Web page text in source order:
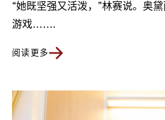
“她既坚强又活泼，”林赛说。奥
游戏…….
阅读更多